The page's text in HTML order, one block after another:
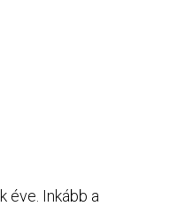
éve. Inkább a